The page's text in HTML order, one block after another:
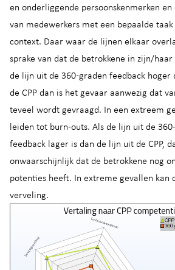
en onderliggende persoonskenmerken
van medewerkers met een bepaalde
context. Daar waar de lijnen elkaar
sprake van dat de betrokkene in zijn/
de lijn uit de 360-graden feedback hoger
de CPP dan is het gevaar aanwezig dat
teveel wordt gevraagd. In een extreem
leiden tot burn-outs. Als de lijn uit de
feedback lager is dan de lijn uit de CPP,
onwaarschijnlijk dat de betrokkene nog
potenties heeft. In extreme gevallen kan
verveling.